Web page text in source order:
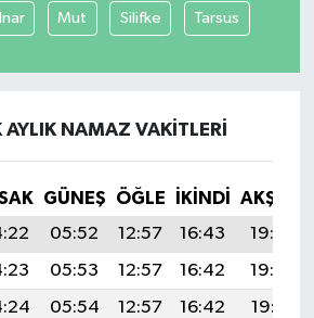
Mut Silifke Tarsus
AYLIK NAMAZ VAKITLERI
GÜNEŞ ÖĞLE İKINDI
AKŞAM
05:52 12:57 16:43
19:53
05:53 12:57 16:42
19:52
05:54 12:57 16:42 19:51